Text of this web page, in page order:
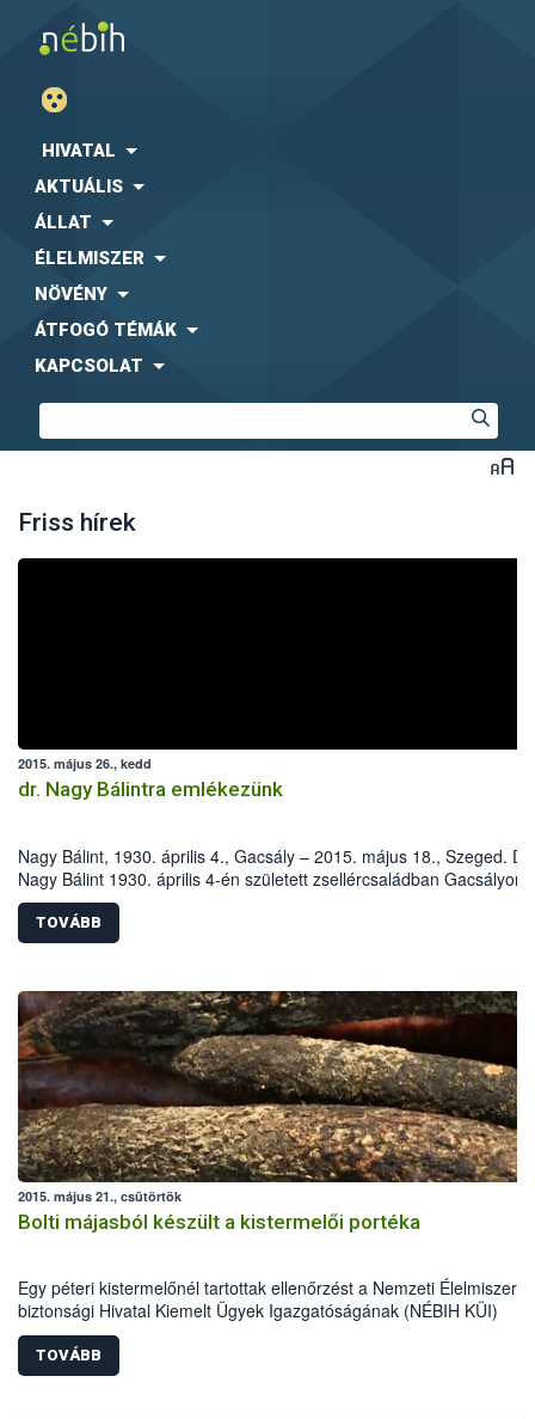
HIVATAL
AKTUÁLIS
ÁLLAT
ÉLELMISZER
NÖVÉNY
ÁTFOGÓ TÉMÁK
KAPCSOLAT
Friss hírek
2015. május 26., kedd
dr. Nagy Bálintra emlékezünk
Nagy Bálint, 1930. április 4., Gacsály – 2015. május 18., Szeged. Dr.
Nagy Bálint 1930. április 4-én született zsellércsaládban Gacsályon.
Iskoláit szülőfalujában, majd az Eszterházy Kertészeti
később a harkovi (Szovjetunió) Dokucsájev Mezőgazdasági
Növényvédelmi Fakultásán végezte.
TOVÁBB
2015. május 21., csütörtök
Bolti májasból készült a kistermelői portéka
Egy péteri kistermelőnél tartottak ellenőrzést a Nemzeti
biztonsági Hivatal Kiemelt Ügyek Igazgatóságának (NÉBIH KÜI)
szakemberei április közepén. A helyszínen tapasztalt számos
szabálytalanság miatt mintegy 5700 kg alapanyag, félkész- és
késztermék forgalomból történő kivonását és megsemmisítését
TOVÁBB